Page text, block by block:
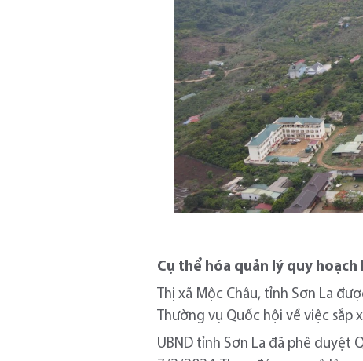
Cụ thể hóa quản lý quy
Thị xã Mộc Châu, tỉnh Sơn La
Thường vụ Quốc hội về việc
UBND tỉnh Sơn La đã phê duyệt